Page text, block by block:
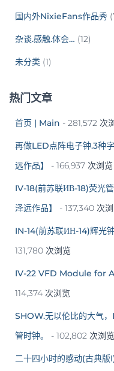
国内外NixieFans作品秀
杂谈.感触.体会… (12)
未分类 (1)
热门文章
首页 | Main - 281,572 次
再做LED点阵电子钟.3种
远作品】
- 166,937 次浏览
IV-18(前苏联ИВ-18)荧光
泽远作品】
- 137,340 次
IN-14(前苏联ИН-14)辉光
131,780 次浏览
IV-22 VFD Module for
114,374 次浏览
SHOW.无以伦比的大气
管时钟。
- 102,802 次浏览
二十四小时的感动(古典